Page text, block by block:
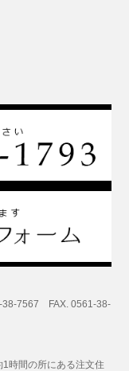
7567 FAX. 0561-38-
1時間の所にある注文住